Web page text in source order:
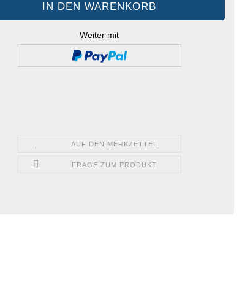
Weiter mit
AUF DEN MERKZETTEL
FRAGE ZUM PRODUKT